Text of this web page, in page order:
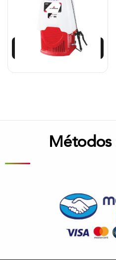
$421.713
379.575
Añadir al carrito
Métodos